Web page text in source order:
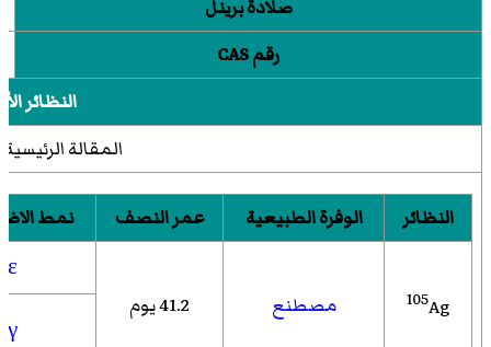
صلادة برينل
رقم CAS
النظائر
المقالة
النظائر الوفرة الطبيعية عمر النصف نمط
105Ag مصطنع 41.2 يوم
ε
γ